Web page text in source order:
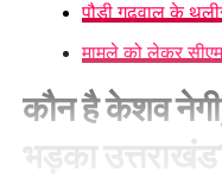
पौड़ी गढ़वाल के
मामले को लेकर सीएम
कौन है केशव
भड़का